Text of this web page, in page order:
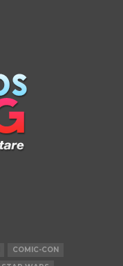
COMIC-CON